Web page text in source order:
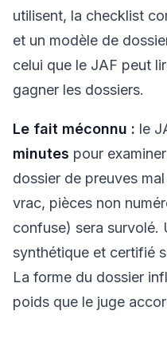
utilisent, la checklist
et un modèle de
celui que le JAF peut
gagner les dossiers.
Le fait méconnu : le
minutes pour
dossier de preuves
vrac, pièces non
confuse) sera survolé.
synthétique et certifié
La forme du dossier
poids que le juge